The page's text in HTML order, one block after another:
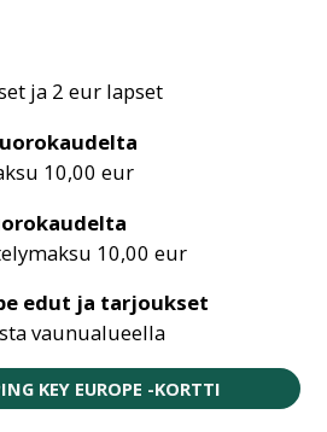
ja 2 eur lapset
10,00 eur
10,00 eur
edut ja tarjoukset
vaunualueella
KEY EUROPE -KORTTI